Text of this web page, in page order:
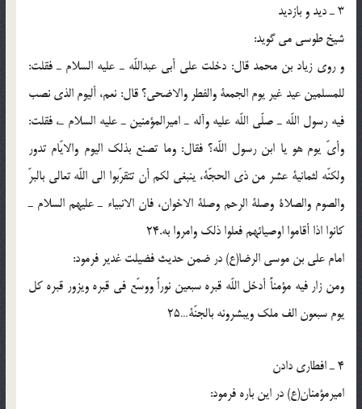
3 ـ ديد و بازديد
شيخ طوسى مى گويد:
و روى زياد بن محمد قال: دخلت على أبى عبداللّه ـ عليه السلام ـ فقلت:
للمسلمين عيد غير يوم الجمعة والفطر والاضحى؟ قال: نعم، أليوم الذى نصب
فيه رسول اللّه ـ صلّى اللّه عليه وآله ـ اميرالمؤمنين ـ عليه السلام ـ، فقلت:
وأىّ يوم هو يا ابن رسول اللّه؟ فقال: وما تصنع بذلك اليوم والايّام تدور
ولكنّه لثمانية عشر من ذى الحجّة، ينبغى لكم أن تتقرّبوا الى اللّه تعالى بالبرّ
والصوم والصلاة وصلة الرحم وصلة الاخوان، فان الانبياء ـ عليهم السلام ـ
كانوا اذا أقاموا اوصيائهم فعلوا ذلك وامروا به.24
امام على بن موسى الرضا(ع) در ضمن حديث فضيلت غدير فرمود:
ومن زار فيه مؤمناً أدخل اللّه قبره سبعين نوراً ووسّع فى قبره ويزور قبره كل
يوم سبعون الف ملك ويبشرونه بالجنّة…25
4 ـ افطارى دادن
اميرمؤمنان(ع) در اين باره فرمود: